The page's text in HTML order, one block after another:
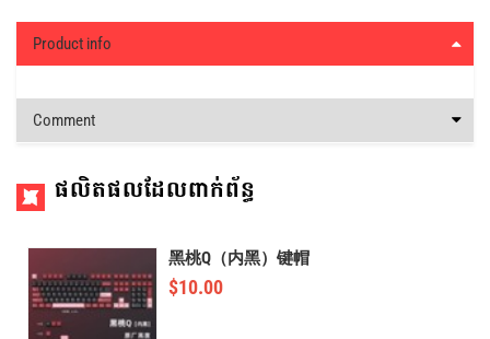
Product info
Comment
ផលិតផលដែលពាក់ព័ន្ធ
黑桃Q（内黑）键帽
$10.00